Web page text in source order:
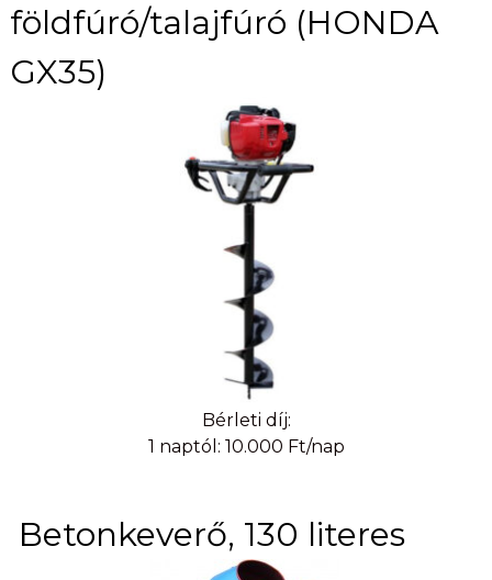
földfúró/talajfúró (HONDA
GX35)
Bérleti díj:
1 naptól: 10.000 Ft/nap
Betonkeverő, 130 literes